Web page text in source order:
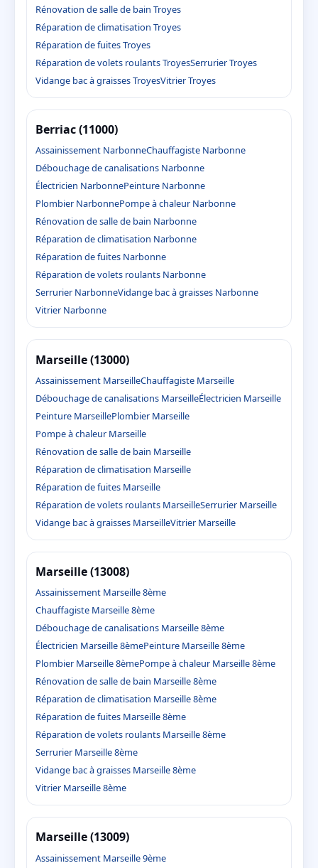
Rénovation de salle de bain Troyes
Réparation de climatisation Troyes
Réparation de fuites Troyes
Réparation de volets roulants TroyesSerrurier Troyes
Vidange bac à graisses TroyesVitrier Troyes
Berriac (11000)
Assainissement NarbonneChauffagiste Narbonne
Débouchage de canalisations Narbonne
Électricien NarbonnePeinture Narbonne
Plombier NarbonnePompe à chaleur Narbonne
Rénovation de salle de bain Narbonne
Réparation de climatisation Narbonne
Réparation de fuites Narbonne
Réparation de volets roulants Narbonne
Serrurier NarbonneVidange bac à graisses Narbonne
Vitrier Narbonne
Marseille (13000)
Assainissement MarseilleChauffagiste Marseille
Débouchage de canalisations MarseilleÉlectricien Marseille
Peinture MarseillePlombier Marseille
Pompe à chaleur Marseille
Rénovation de salle de bain Marseille
Réparation de climatisation Marseille
Réparation de fuites Marseille
Réparation de volets roulants MarseilleSerrurier Marseille
Vidange bac à graisses MarseilleVitrier Marseille
Marseille (13008)
Assainissement Marseille 8ème
Chauffagiste Marseille 8ème
Débouchage de canalisations Marseille 8ème
Électricien Marseille 8èmePeinture Marseille 8ème
Plombier Marseille 8èmePompe à chaleur Marseille 8ème
Rénovation de salle de bain Marseille 8ème
Réparation de climatisation Marseille 8ème
Réparation de fuites Marseille 8ème
Réparation de volets roulants Marseille 8ème
Serrurier Marseille 8ème
Vidange bac à graisses Marseille 8ème
Vitrier Marseille 8ème
Marseille (13009)
Assainissement Marseille 9ème